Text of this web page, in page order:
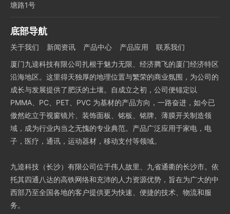
塘路1号
底部导航
关于我们 新闻资讯 产品中心 产品应用
联系我们
厦门九逵科技有限公司扎根于魅力无限、经济腾飞的厦门经济特区
沿海地区。这里得天独厚的地理位置与繁荣的商业氛围，为公司的
成长与发展提供了肥沃的土壤。自成立之初，公司便锚定以
PMMA、PC、PET、PVC 为基材的产品方向，一路奋进，如今已
傲然屹立于视窗镜片、装饰面板、铭板、铭牌、薄膜开关制造领
域，成为行业内当之无愧的专业典范。产品广泛应用于家电，电
子，医疗，通讯，运动器材，移动支付等领域。
九逵科技（长沙）有限公司位于伟人故里、九省通衢的长沙市。依
托其四通八达的高铁网络和充沛的人力资源优势，旨在为广大的中
西部乃至全国各地的客户提供更为快速、便捷的技术、物流和服
务。